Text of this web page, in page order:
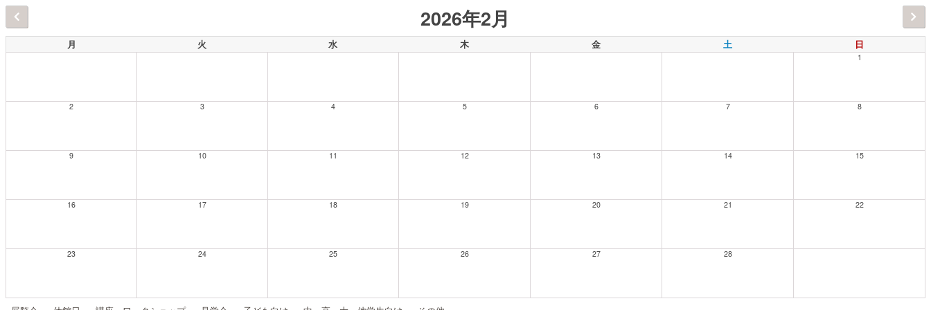
2026年2月
月 火 水 木 金 土 日
1
2 3 4 5 6 7 8
9 10 11 12 13 14 15
16 17 18 19 20 21 22
23 24 25 26 27 28